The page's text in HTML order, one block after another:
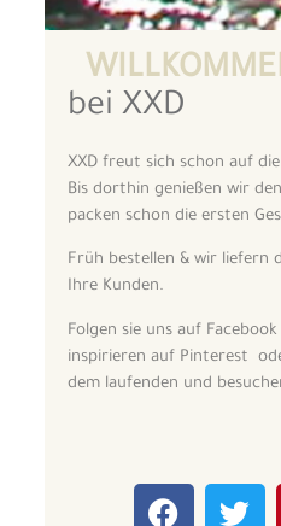
bei XXD
XXD freut sich schon auf
Bis dorthin genießen wir
packen schon die ersten
Früh bestellen & wir liefern
Ihre Kunden.
Folgen sie uns auf
inspirieren auf Pinterest
dem laufenden und